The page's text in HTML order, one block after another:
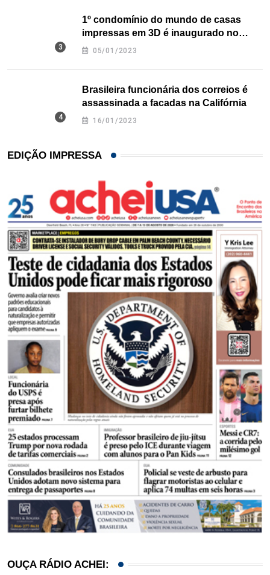
1º condomínio do mundo de casas
impressas em 3D é inaugurado no
Texas
05/01/2023
Brasileira funcionária dos correios é
assassinada a facadas na Califórnia
16/01/2023
EDIÇÃO IMPRESSA
OUÇA RÁDIO ACHEI: